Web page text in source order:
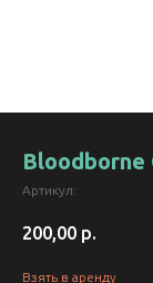
Bloodborne
Артикул:
200,00 р.
Взять в аренду